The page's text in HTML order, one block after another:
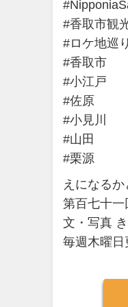
#香取市観
#ロケ地巡り
#香取市
#小江戸
#佐原
#小見川
#山田
#栗源
えになる
第百七十一
文・写真
毎週木曜日